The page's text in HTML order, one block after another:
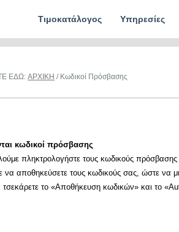
Τιμοκατάλογος Υπηρεσίες
ΕΔΩ:ΑΡΧΙΚΗ / Κωδικοί Πρόσβασης
κωδικοί πρόσβασης
πληκτρολογήστε τους κωδικούς
να αποθηκεύσετε τους κωδικούς σας, ώστε να
τσεκάρετε το «Αποθήκευση κωδικών» και το